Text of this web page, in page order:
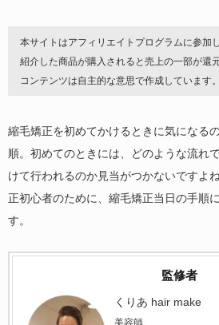
本サイトはアフィリエイトプログラムに参加
紹介した商品が購入されると売上の一部が還
コンテンツは自主的な意思で作成しています。
縮毛矯正を初めてかけるときに気になる
順。初めてのときには、どのような流れ
けて行われるのか見当がつかないですよ
正初心者のために、縮毛矯正当日の手順
す。
監修者
くりあ hair make
美容師